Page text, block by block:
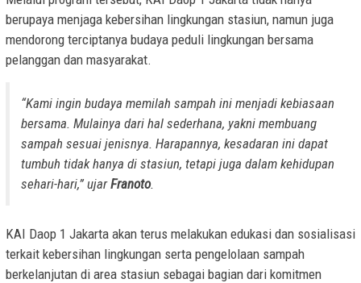
berupaya menjaga kebersihan lingkungan stasiun, namun juga
mendorong terciptanya budaya peduli lingkungan bersama
pelanggan dan masyarakat.
“Kami ingin budaya memilah sampah ini menjadi kebiasaan
bersama. Mulainya dari hal sederhana, yakni membuang
sampah sesuai jenisnya. Harapannya, kesadaran ini dapat
tumbuh tidak hanya di stasiun, tetapi juga dalam kehidupan
sehari-hari,” ujarFranoto.
KAI Daop 1 Jakarta akan terus melakukan edukasi dan sosialisasi
terkait kebersihan lingkungan serta pengelolaan sampah
berkelanjutan di area stasiun sebagai bagian dari komitmen